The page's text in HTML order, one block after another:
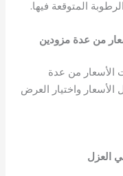
المتوقعة فيها.
من عدة مزودين
من عدة
واختيار العرض
العزل